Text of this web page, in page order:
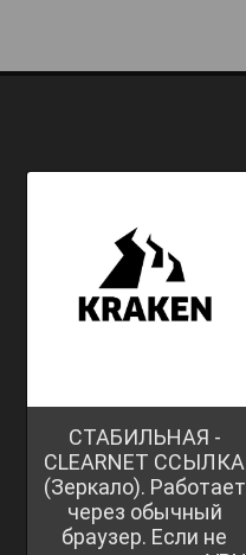
СТАБИЛЬНАЯ -
CLEARNET ССЫЛКА
(Зеркало). Работает
через обычный
браузер. Если не